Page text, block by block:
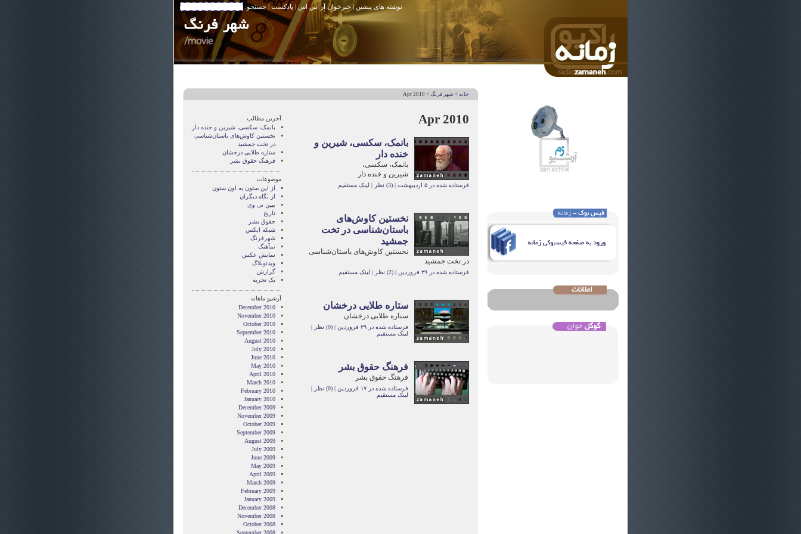
نوشته های پیشین|خبرخوان آر اس اس|پادکست | جستجو:
خانه > شهر فرنگ > Apr 2010
Apr 2010
بانمک، سکسی، شیرین و
خنده دار
بانمک، سکسی،
شیرین و خنده دار
فرستاده شده در ۵ اردیبهشت |(3) نظر | لینک مستقیم
نخستین کاوش‌های
باستان‌شناسی در تخت
جمشید
نخستین کاوش‌های باستان‌شناسی
در تخت جمشید
فرستاده شده در ۲۹ فروردین |(2) نظر | لینک مستقیم
ستاره طلایی درخشان
ستاره طلایی درخشان
فرستاده شده در ۲۹ فروردین |(0) نظر
|
لینک مستقیم
فرهنگ حقوق بشر
فرهنگ حقوق بشر
فرستاده شده در ۱۷ فروردین |(0) نظر
|
لینک مستقیم
آخرین مطالب
بانمک، سکسی، شیرین و خنده دار
نخستین کاوش‌های باستان‌شناسی
در تخت جمشید
ستاره طلایی درخشان
فرهنگ حقوق بشر
موضوعات
از این ستون به اون ستون
از نگاه دیگران
ببین تی وی
تاریخ
حقوق بشر
شبکه ایکس
شهرفرنگ
نمآهنگ
نمایش عکس
ویدئوبلاگ
گزارش
یک تجربه
آرشیو ماهانه
December 2010
November 2010
October 2010
September 2010
August 2010
July 2010
June 2010
May 2010
April 2010
March 2010
February 2010
January 2010
December 2009
November 2009
October 2009
September 2009
August 2009
July 2009
June 2009
May 2009
April 2009
March 2009
February 2009
January 2009
December 2008
November 2008
October 2008
September 2008